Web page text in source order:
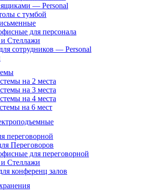
— Personal
с тумбой
для персонала
Стеллажи
сотрудников — Personal
на 2 места
на 3 места
на 4 места
на 6 мест
переговорной
Переговоров
для переговорной
Стеллажи
конференц залов